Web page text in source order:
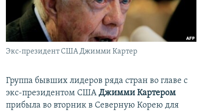
İNFOQRAFIKA
KARIKATURA
AZƏRBAYCAN ƏDƏBIYYATI KITABXANASI
İSLAM VƏ DEMOKRATIYA
MISSIYAMIZ
PEŞƏ ETIKASI VƏ JURNALISTIKA STANDARTLARIMIZ
BIZIMLƏ ƏLAQƏ
XƏBƏR BÜLLETENLƏRIMIZ
BIZI IZLƏ
Экс-президент США Джимми Картер
Группа бывших лидеров ряда стран во главе с
экс-президентом США Джимми Картером
прибыла во вторник в Северную Корею для